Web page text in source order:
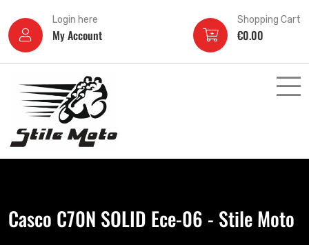
Login here
My Account
Shopping Cart
€0.00
Casco C70N SOLID Ece-06 - Stile Moto